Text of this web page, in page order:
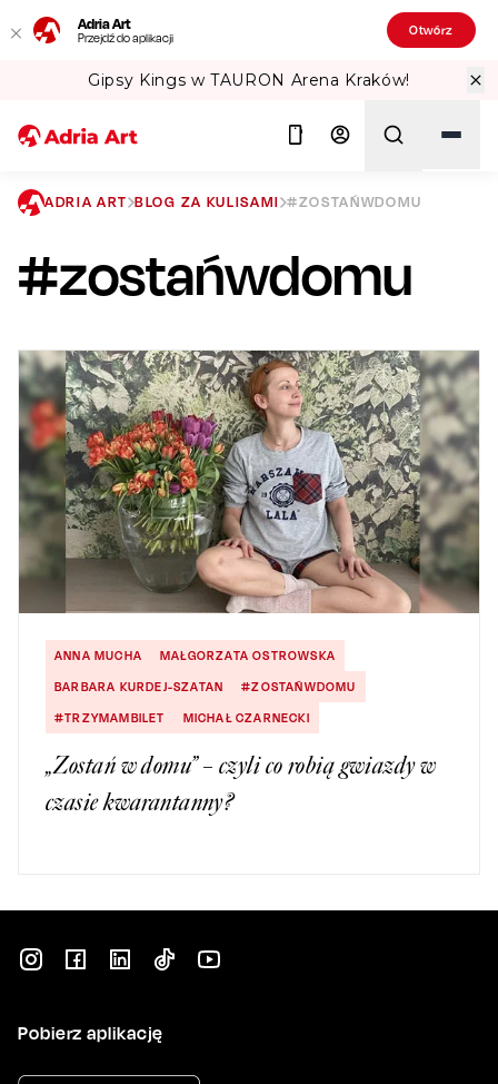
Adria Art
Przejdź do aplikacji Otwórz
Kraków! Sprawdź Teatralne Lato
Szukaj
ADRIA ART BLOG ZA KULISAMI #ZOSTAŃWDOMU
#zostańwdomu
ANNA MUCHA
MAŁGORZATA OSTROWSKA
BARBARA KURDEJ-SZATAN
#ZOSTAŃWDOMU
#TRZYMAMBILET
MICHAŁ CZARNECKI
„Zostań w domu” – czyli co robią gwiazdy w
czasie kwarantanny?
Pobierz aplikację